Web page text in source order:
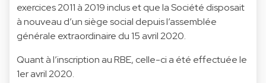
exercices 2011 à 2019 inclus et que la Société disposait
à nouveau d’un siège social depuis l’assemblée
générale extraordinaire du 15 avril 2020.
Quant à l’inscription au RBE, celle-ci a été effectuée le
1er avril 2020.